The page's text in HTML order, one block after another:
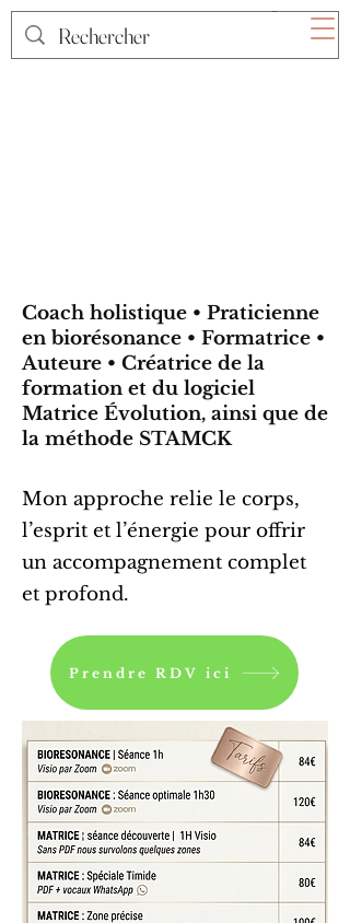
Coach holistique • Praticienne
en biorésonance • Formatrice •
Auteure • Créatrice de la
formation et du logiciel
Matrice Évolution, ainsi que de
la méthode STAMCK
Mon approche relie le corps,
l’esprit et l’énergie pour offrir
un accompagnement complet
et profond.
Prendre RDV ici